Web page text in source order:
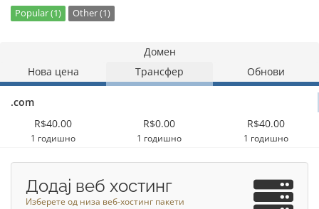
Popular (1) Other (1)
Домен
Нова цена
Трансфер Обнови
.com
R$40.00
1 годишно
R$0.00
1 годишно
R$40.00
1 годишно
Додај веб хостинг
Изберете од низа веб-хостинг пакети